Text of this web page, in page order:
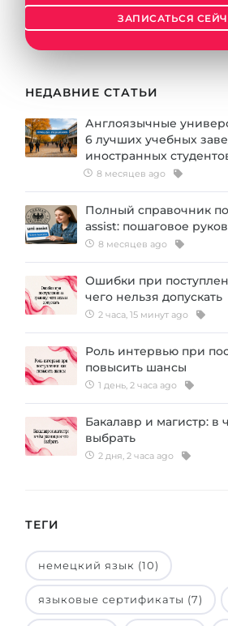
Города
Специальности
Примеры вакансий
КАРЬЕРНОЕ
Тест Голланда
Тест Карта Интересов
Успехна
100%
Наши студенты
КОНСУЛЬТАЦИЯ!
ПОСТУПАЕМ НА...
Инженерия
Физика
Менеджмент
Другая специальность
ПОСТУПАЕМ ИЗ...
Россия
Украина
Казахстан
Армения
Беларусь
Другая страна
ЗАПИСАТЬСЯ НА
ЗАПИСАТЬСЯ
НЕДАВНИЕ СТАТЬИ
Англоязычные
6 лучших учебных
иностранных
8 месяцев ago
Полный справочник
assist: пошаговое
8 месяцев ago
Ошибки при
чего нельзя допускать
2 часа, 15 минут ago
Роль интервью при
повысить шансы
1 день, 2 часа ago
Бакалавр и магистр: в
выбрать
2 дня, 2 часа ago
ТЕГИ
немецкий язык (10)
языковые сертификаты (7)